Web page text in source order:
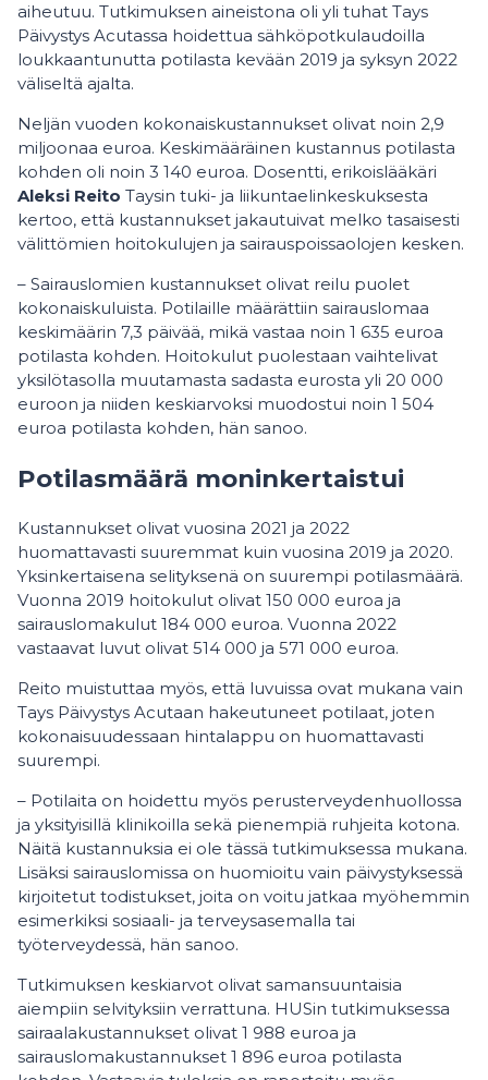
aiheutuu. Tutkimuksen aineistona oli yli tuhat Tays
Päivystys Acutassa hoidettua sähköpotkulaudoilla
loukkaantunutta potilasta kevään 2019 ja syksyn 2022
väliseltä ajalta.
Neljän vuoden kokonaiskustannukset olivat noin 2,9
miljoonaa euroa. Keskimääräinen kustannus potilasta
kohden oli noin 3 140 euroa. Dosentti, erikoislääkäri
Aleksi Reito Taysin tuki- ja liikuntaelinkeskuksesta
kertoo, että kustannukset jakautuivat melko tasaisesti
välittömien hoitokulujen ja sairauspoissaolojen kesken.
– Sairauslomien kustannukset olivat reilu puolet
kokonaiskuluista. Potilaille määrättiin sairauslomaa
keskimäärin 7,3 päivää, mikä vastaa noin 1 635 euroa
potilasta kohden. Hoitokulut puolestaan vaihtelivat
yksilötasolla muutamasta sadasta eurosta yli 20 000
euroon ja niiden keskiarvoksi muodostui noin 1 504
euroa potilasta kohden, hän sanoo.
Potilasmäärä moninkertaistui
Kustannukset olivat vuosina 2021 ja 2022
huomattavasti suuremmat kuin vuosina 2019 ja 2020.
Yksinkertaisena selityksenä on suurempi potilasmäärä.
Vuonna 2019 hoitokulut olivat 150 000 euroa ja
sairauslomakulut 184 000 euroa. Vuonna 2022
vastaavat luvut olivat 514 000 ja 571 000 euroa.
Reito muistuttaa myös, että luvuissa ovat mukana vain
Tays Päivystys Acutaan hakeutuneet potilaat, joten
kokonaisuudessaan hintalappu on huomattavasti
suurempi.
– Potilaita on hoidettu myös perusterveydenhuollossa
ja yksityisillä klinikoilla sekä pienempiä ruhjeita kotona.
Näitä kustannuksia ei ole tässä tutkimuksessa mukana.
Lisäksi sairauslomissa on huomioitu vain päivystyksessä
kirjoitetut todistukset, joita on voitu jatkaa myöhemmin
esimerkiksi sosiaali- ja terveysasemalla tai
työterveydessä, hän sanoo.
Tutkimuksen keskiarvot olivat samansuuntaisia
aiempiin selvityksiin verrattuna. HUSin tutkimuksessa
sairaalakustannukset olivat 1 988 euroa ja
sairauslomakustannukset 1 896 euroa potilasta